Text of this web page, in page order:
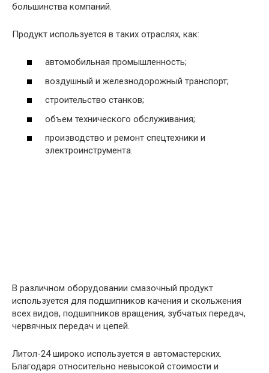
большинства компаний.
Продукт используется в таких отраслях, как:
автомобильная промышленность;
воздушный и железнодорожный транспорт;
строительство станков;
объем технического обслуживания;
производство и ремонт спецтехники и
электроинструмента.
В различном оборудовании смазочный продукт
используется для подшипников качения и скольжения
всех видов, подшипников вращения, зубчатых передач,
червячных передач и цепей.
Литол-24 широко используется в автомастерских.
Благодаря относительно невысокой стоимости и